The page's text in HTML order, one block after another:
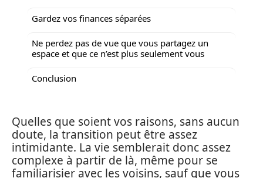
Gardez vos finances séparées
Ne perdez pas de vue que vous partagez un
espace et que ce n’est plus seulement vous
Conclusion
Quelles que soient vos raisons, sans aucun
doute, la transition peut être assez
intimidante. La vie semblerait donc assez
complexe à partir de là, même pour se
familiarisier avec les voisins, sauf que vous